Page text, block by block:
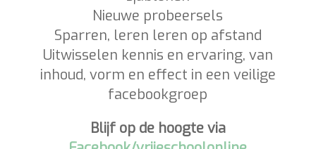
Downloads, handleidingen en
sjablonen
Nieuwe probeersels
Sparren, leren leren op afstand
Uitwisselen kennis en ervaring, van
inhoud, vorm en effect in een veilige
facebookgroep